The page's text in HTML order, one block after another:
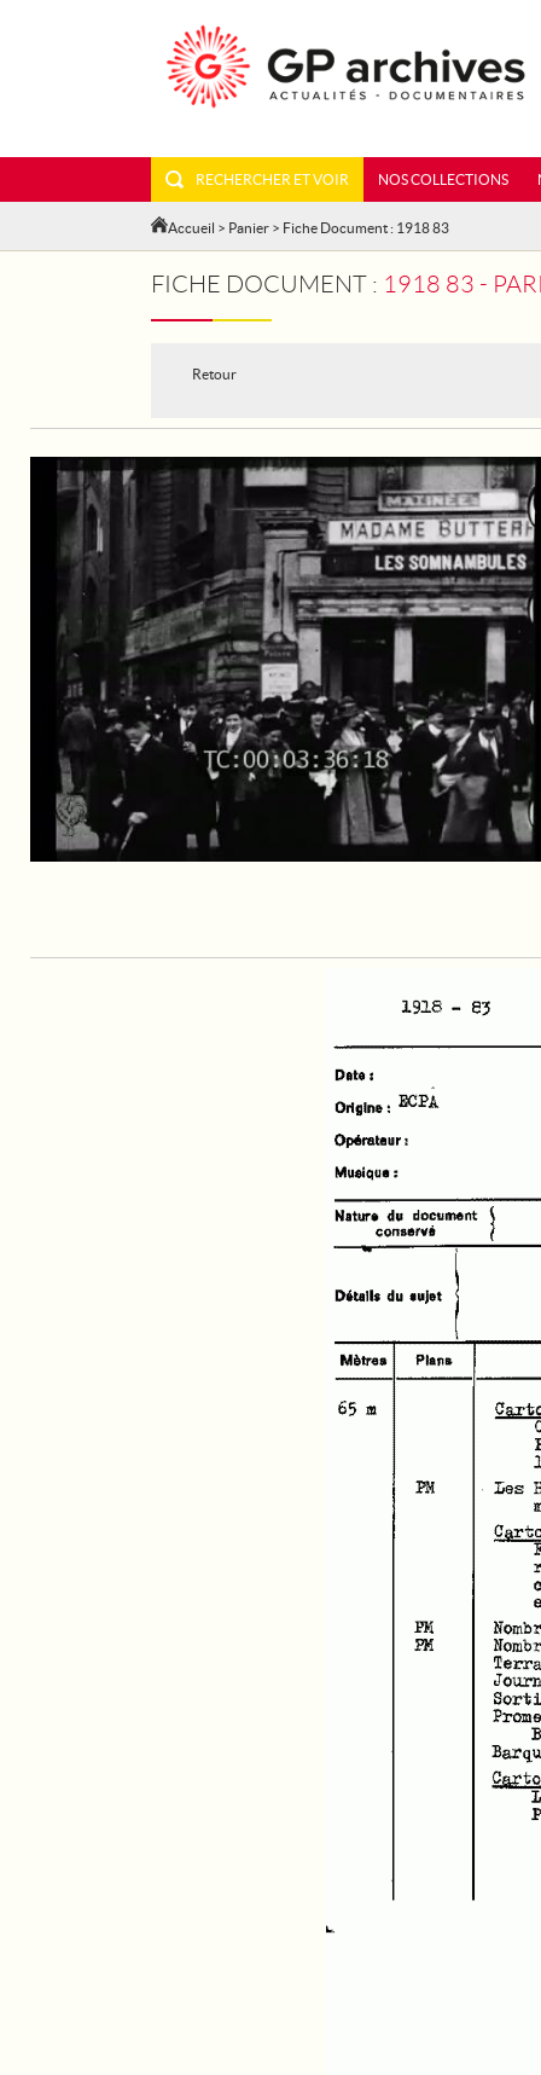
RECHERCHER ET VOIR NOS COLLECTIONS
Accueil > Panier > Fiche Document : 1918 83
FICHE DOCUMENT : 1918 83 -
Retour